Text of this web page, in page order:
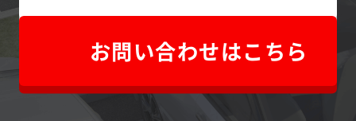
お問い合わせはこちら